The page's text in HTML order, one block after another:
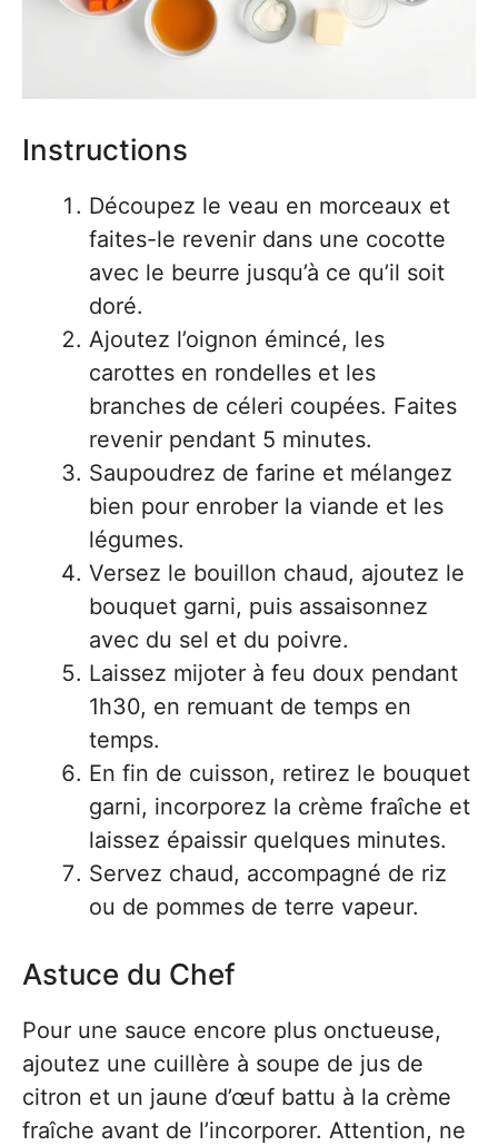
Instructions
Découpez le veau en morceaux et
faites-le revenir dans une cocotte
avec le beurre jusqu’à ce qu’il soit
doré.
Ajoutez l’oignon émincé, les
carottes en rondelles et les
branches de céleri coupées. Faites
revenir pendant 5 minutes.
Saupoudrez de farine et mélangez
bien pour enrober la viande et les
légumes.
Versez le bouillon chaud, ajoutez le
bouquet garni, puis assaisonnez
avec du sel et du poivre.
Laissez mijoter à feu doux pendant
1h30, en remuant de temps en
temps.
En fin de cuisson, retirez le bouquet
garni, incorporez la crème fraîche et
laissez épaissir quelques minutes.
Servez chaud, accompagné de riz
ou de pommes de terre vapeur.
Astuce du Chef
Pour une sauce encore plus onctueuse,
ajoutez une cuillère à soupe de jus de
citron et un jaune d’œuf battu à la crème
fraîche avant de l’incorporer. Attention, ne